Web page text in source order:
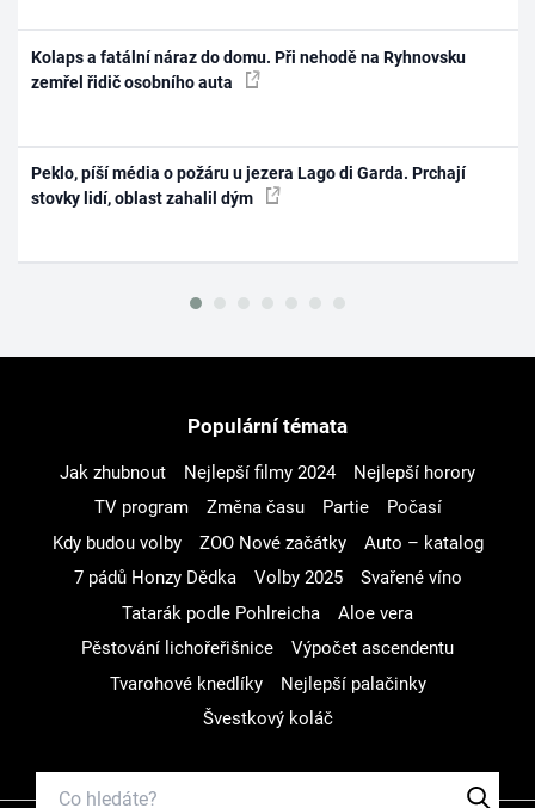
Kolaps a fatální náraz do domu. Při nehodě na Ryhnovsku
zemřel řidič osobního auta
Peklo, píší média o požáru u jezera Lago di Garda. Prchají
stovky lidí, oblast zahalil dým
Populární témata
Jak zhubnout Nejlepší filmy 2024
Nejlepší horory
TV program
Změna času Partie
Počasí
Kdy budou volby
ZOO Nové začátky
Auto – katalog
7 pádů Honzy Dědka
Volby 2025
Svařené víno
Tatarák podle Pohlreicha
Aloe vera
Pěstování lichořeřišnice
Výpočet ascendentu
Tvarohové knedlíky
Nejlepší palačinky
Švestkový koláč